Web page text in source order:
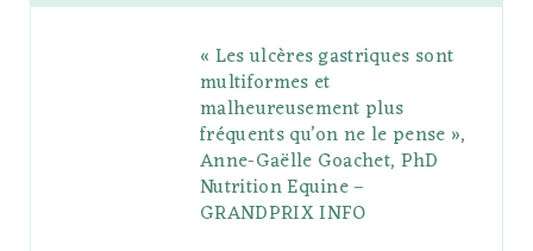
b
t
l
e
P
l
s
a
g
r
a
m
e
r
e
s
o
l
r
« Les ulcères gastriques sont
multiformes et
malheureusement plus
fréquents qu’on ne le pense »,
Anne-Gaëlle Goachet, PhD
Nutrition Equine –
GRANDPRIX INFO